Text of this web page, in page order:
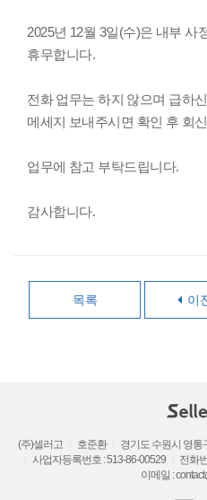
2025년 12월 3일(수)은 내부 사
휴무합니다.
전화 업무는 하지 않으며 급하
메세지 보내주시면 확인 후 회
업무에 참고 부탁드립니다.
감사합니다.
목록 이
(주)셀러고 호준환 경기도 수원시 영통
사업자등록번호 : 513-86-00529 전화
이메일 :